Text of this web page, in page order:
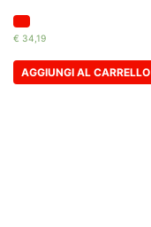
€ 34,19
AGGIUNGI AL CARRELLO